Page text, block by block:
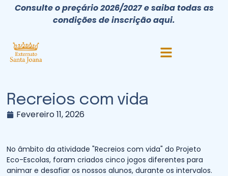
Consulte o preçário 2026/2027 e saiba todas as
condições de inscrição aqui.
Recreios com vida
Fevereiro 11, 2026
No âmbito da atividade "Recreios com vida" do Projeto
Eco-Escolas, foram criados cinco jogos diferentes para
animar e desafiar os nossos alunos, durante os intervalos.